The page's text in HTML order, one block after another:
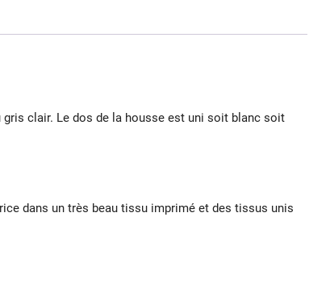
gris clair. Le dos de la housse est uni soit blanc soit
dans un très beau tissu imprimé et des tissus unis